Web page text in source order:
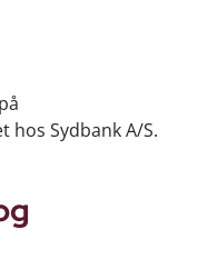
Sydbank A/S.